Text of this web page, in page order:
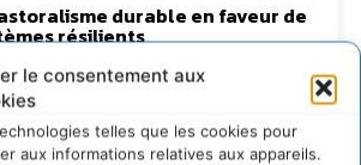
le consentement aux
telles que les cookies pour
aux informations relatives aux appareils.
durable en faveur de
résilients
pour un modèle
du vivant …